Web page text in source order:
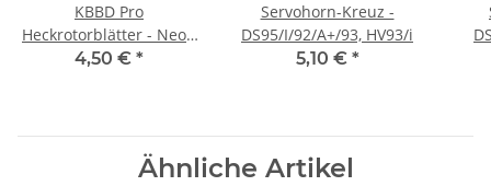
KBBD Pro
Heckrotorblätter - Neon
Orange 61mm
4,50 € *
Servohorn-Kreuz -
DS95/I/92/A+/93, HV93/i
5,10 € *
Ähnliche Artikel